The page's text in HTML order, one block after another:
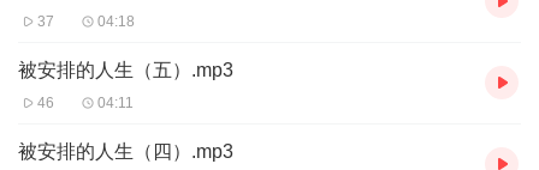
37 04:18
被安排的人生（五）.mp3
46 04:11
被安排的人生（四）.mp3